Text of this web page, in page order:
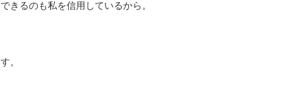
きるのも私を信用しているから。
。